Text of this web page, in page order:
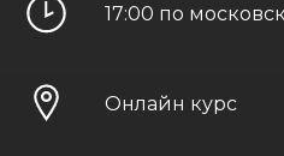
17:00 по
Онлайн курс